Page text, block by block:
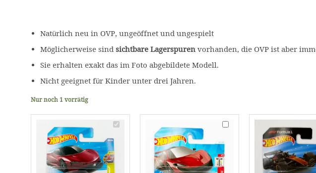
Natürlich neu in OVP, ungeöffnet und ungespielt
Möglicherweise sindsichtbare Lagerspuren vorhanden, die OVP ist aber
Sie erhalten exakt das im Foto abgebildete Modell.
Nicht geeignet für Kinder unter drei Jahren.
Nur noch 1 vorrätig
Hot
McLaren
Speedtail
#
Hot
McLaren
P1
#